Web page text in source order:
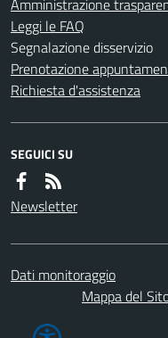
Leggi le FAQ
Segnalazione disservizio
Prenotazione
Richiesta d'assistenza
SEGUICI SU
Newsletter
Dati monitoraggio
Mappa del